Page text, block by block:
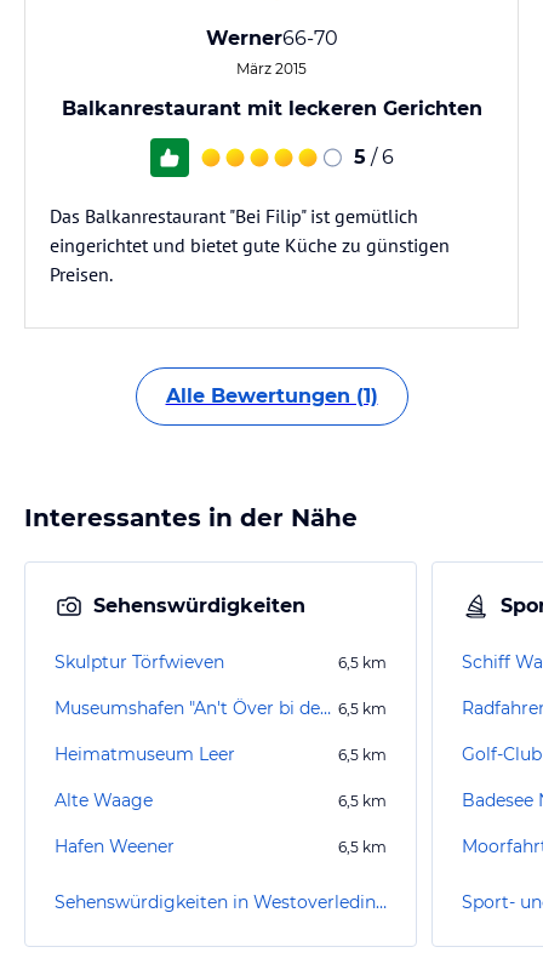
Werner66-70
März 2015
Balkanrestaurant mit leckeren Gerichten
5 / 6
Das Balkanrestaurant "Bei Filip" ist gemütlich
eingerichtet und bietet gute Küche zu günstigen
Preisen.
Alle Bewertungen (1)
Interessantes in der Nähe
Sehenswürdigkeiten
Skulptur Törfwieven 6,5 km
Museumshafen "An't Över bi de Waag" 6,5 km
Heimatmuseum Leer 6,5 km
Alte Waage 6,5 km
Hafen Weener 6,5 km
Sehenswürdigkeiten in Westoverledingen
Schiff
Badesee